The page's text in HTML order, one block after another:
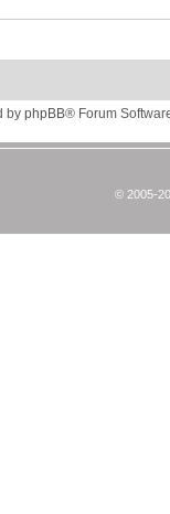
by phpBB® Forum
© 2005-